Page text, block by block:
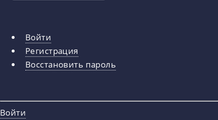
Главные
вкладки
Войти
Регистрация
Восстановить пароль
Войти